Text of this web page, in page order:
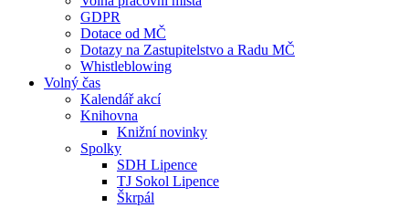
GDPR
Dotace od MČ
Dotazy na Zastupitelstvo a Radu MČ
Whistleblowing
Volný čas
Kalendář akcí
Knihovna
Knižní novinky
Spolky
SDH Lipence
TJ Sokol Lipence
Škrpál